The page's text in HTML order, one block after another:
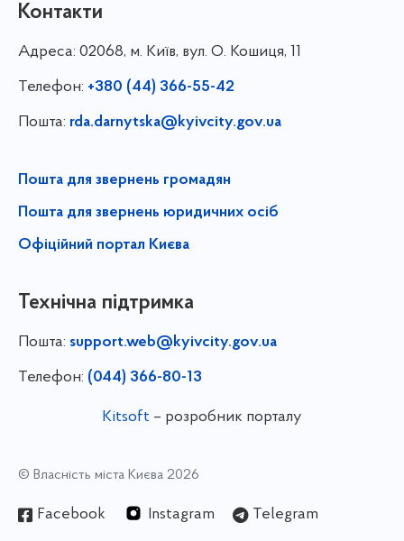
Контакти
Адреса: 02068, м. Київ, вул. О. Кошиця, 11
Телефон: +380 (44) 366-55-42
Пошта: rda.darnytska@kyivcity.gov.ua
Пошта для звернень громадян
Пошта для звернень юридичних осіб
Офіційний портал Києва
Технічна підтримка
Пошта: support.web@kyivcity.gov.ua
Телефон: (044) 366-80-13
Kitsoft – розробник порталу
© Власність міста Києва 2026
Facebook Instagram Telegram